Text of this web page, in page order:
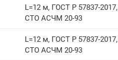
L=12 м, ГОСТ Р 57837-2017,
СТО АСЧМ 20-93
L=12 м, ГОСТ Р 57837-2017,
СТО АСЧМ 20-93